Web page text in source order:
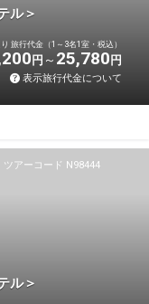
ル＞
旅行代金（1～3名1室・税込）
円 25,780 円
表示旅行代金について
ツアーコード N98444
ル＞